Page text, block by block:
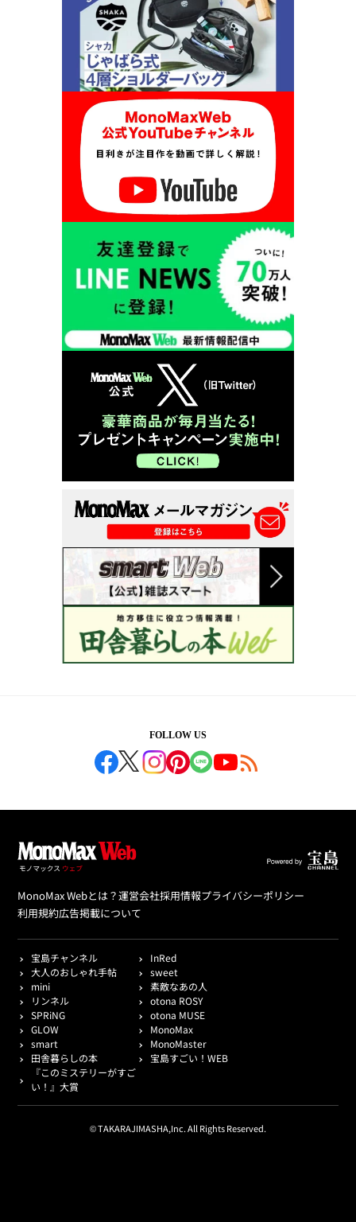
FOLLOW US
MonoMax Webとは？運営会社採用情報プライバシーポリシー
利用規約広告掲載について
宝島チャンネル
InRed
大人のおしゃれ手帖
sweet
mini
素敵なあの人
リンネル
otona ROSY
SPRiNG
otona MUSE
GLOW
MonoMax
smart
MonoMaster
田舎暮らしの本
宝島すごい！WEB
『このミステリーがすご
い！』大賞
© TAKARAJIMASHA,Inc. All Rights Reserved.